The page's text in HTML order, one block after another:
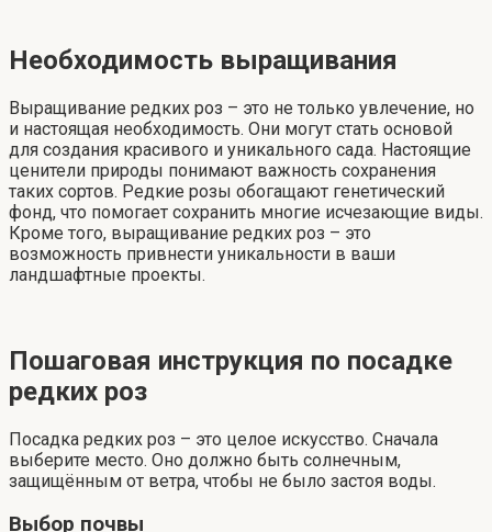
Необходимость выращивания
Выращивание редких роз – это не только увлечение, но
и настоящая необходимость. Они могут стать основой
для создания красивого и уникального сада. Настоящие
ценители природы понимают важность сохранения
таких сортов. Редкие розы обогащают генетический
фонд, что помогает сохранить многие исчезающие виды.
Кроме того, выращивание редких роз – это
возможность привнести уникальности в ваши
ландшафтные проекты.
Пошаговая инструкция по посадке
редких роз
Посадка редких роз – это целое искусство. Сначала
выберите место. Оно должно быть солнечным,
защищённым от ветра, чтобы не было застоя воды.
Выбор почвы